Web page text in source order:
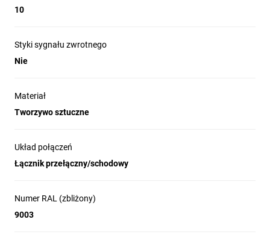
10
Styki sygnału zwrotnego
Nie
Materiał
Tworzywo sztuczne
Układ połączeń
Łącznik przełączny/schodowy
Numer RAL (zbliżony)
9003